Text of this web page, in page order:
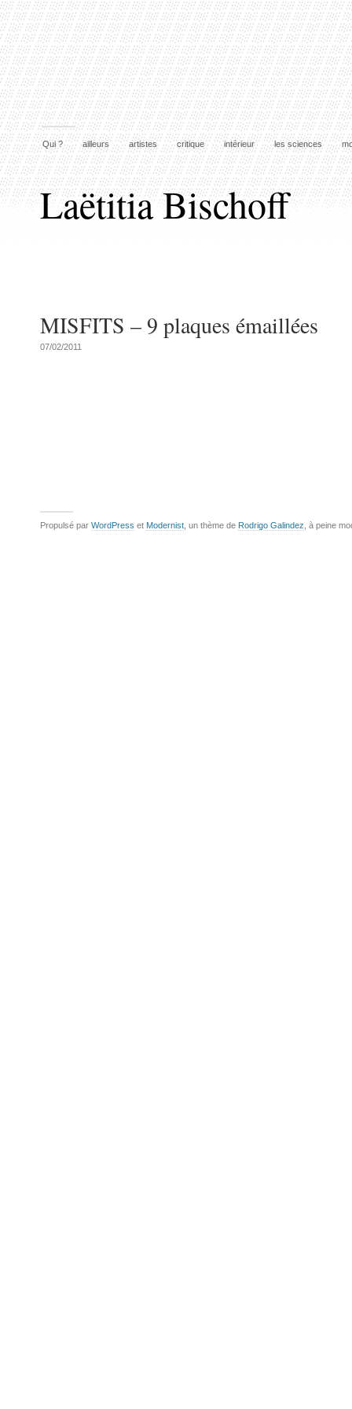
Qui ? ailleurs artistes critique intérieur les sciences
Laëtitia Bischoff
MISFITS – 9 plaques émaillées
07/02/2011
Propulsé par WordPress et Modernist , un thème de Rodrigo Galindez , à peine